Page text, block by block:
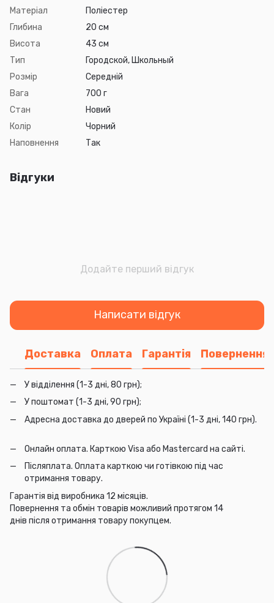
Матеріал
Поліестер
Глибина
20 см
Висота
43 см
Тип
Городской, Школьный
Розмір
Середній
Вага
700 г
Стан
Новий
Колір
Чорний
Наповнення
Так
Відгуки
Додайте перший відгук
Написати відгук
Доставка Оплата Гарантія Повернення
У відділення (1-3 дні, 80 грн);
У поштомат (1-3 дні, 90 грн);
Адресна доставка до дверей по Україні (1-3 дні, 140 грн).
Онлайн оплата. Карткою Visa або Mastercard на сайті.
Післяплата. Оплата карткою чи готівкою під час
отримання товару.
Гарантія від виробника 12 місяців.
Повернення та обмін товарів можливий протягом 14
днів після отримання товару покупцем.